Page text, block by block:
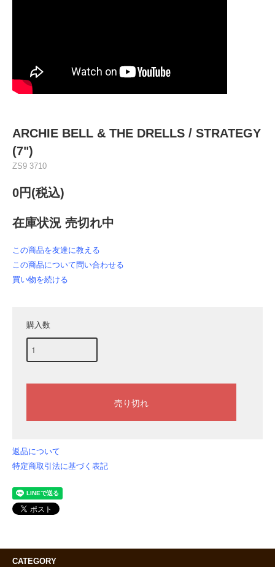
ARCHIE BELL & THE DRELLS / STRATEGY
(7")
ZS9 3710
0円(税込)
在庫状況 売切れ中
この商品を友達に教える
この商品について問い合わせる
買い物を続ける
購入数
返品について
特定商取引法に基づく表記
CATEGORY